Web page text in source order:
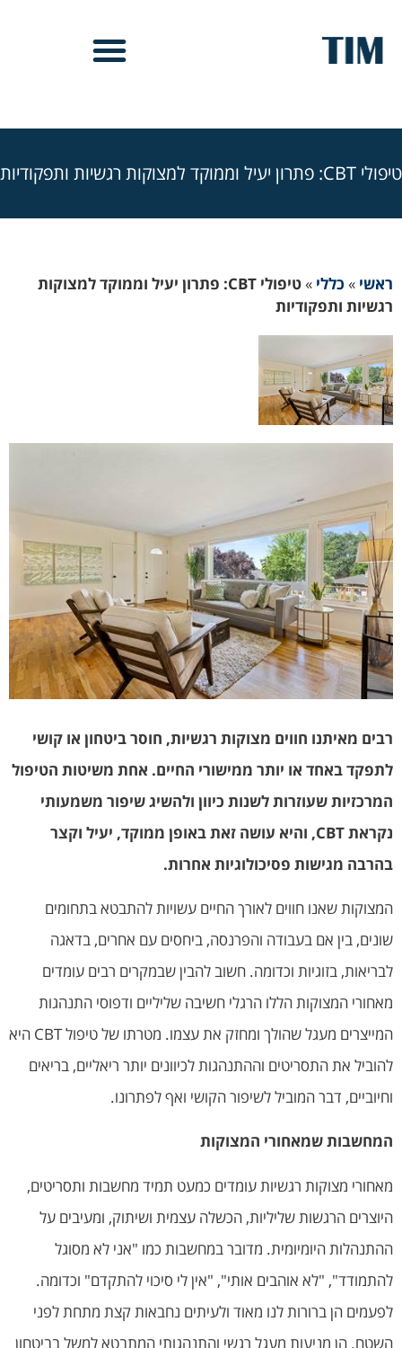
טיפולי CBT: פתרון יעיל וממוקד למצוקות רגשיות ותפקודיות
ראשי » כללי »
טיפולי CBT: פתרון יעיל וממוקד למצוקות
רגשיות ותפקודיות
רבים מאיתנו חווים מצוקות רגשיות, חוסר ביטחון או קושי
לתפקד באחד או יותר ממישורי החיים. אחת משיטות הטיפול
המרכזיות שעוזרות לשנות כיוון ולהשיג שיפור משמעותי
נקראת
CBT, והיא עושה זאת באופן ממוקד, יעיל וקצר
בהרבה מגישות פסיכולוגיות אחרות.
המצוקות שאנו חווים לאורך החיים עשויות להתבטא בתחומים
שונים, בין אם בעבודה והפרנסה, ביחסים עם אחרים, בדאגה
לבריאות, בזוגיות וכדומה. חשוב להבין שבמקרים רבים עומדים
מאחורי המצוקות הללו הרגלי חשיבה שליליים ודפוסי התנהגות
המייצרים מעגל שהולך ומחזק את עצמו. מטרתו של טיפול CBT היא
להוביל את התסריטים וההתנהגות לכיוונים יותר ריאליים, בריאים
וחיוביים, דבר המוביל לשיפור הקושי ואף לפתרונו.
המחשבות שמאחורי המצוקות
מאחורי מצוקות רגשיות עומדים כמעט תמיד מחשבות ותסריטים,
היוצרים הרגשות שליליות, הכשלה עצמית ושיתוק, ומעיבים על
ההתנהלות היומיומית. מדובר במחשבות כמו "אני לא מסוגל
להתמודד", "לא אוהבים אותי", "אין לי סיכוי להתקדם" וכדומה.
לפעמים הן ברורות לנו מאוד ולעיתים נחבאות קצת מתחת לפני
השטח. הן מניעות מעגל רגשי והתנהגותי המתבטא למשל בביטחון